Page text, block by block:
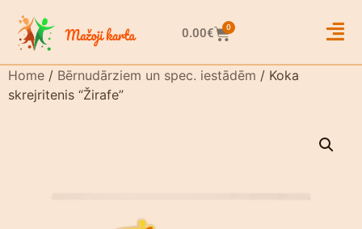
0.00€ 0
Home / Bērnudārziem un spec. iestādēm / Koka
skrejritenis “Žirafe”